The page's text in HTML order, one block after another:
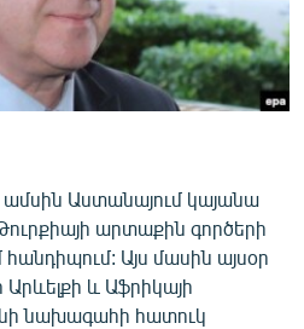
Աստանայում կայանա
արտաքին գործերի
Այս մասին այսօր
և Աֆրիկայի
նախագահի հատուկ